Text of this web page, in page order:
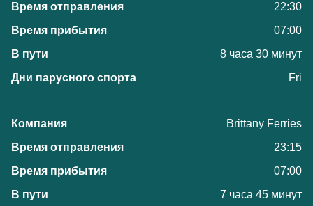
22:30
07:00
8 часа 30 минут
Fri
Brittany Ferries
23:15
07:00
7 часа 45 минут